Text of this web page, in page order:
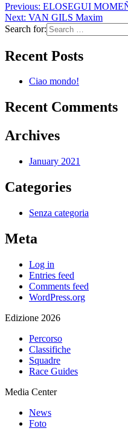
Previous: ELOSEGUI
Next: VAN GILS Maxim
Search for:
Recent Posts
Ciao mondo!
Recent Comments
Archives
January 2021
Categories
Senza categoria
Meta
Log in
Entries feed
Comments feed
WordPress.org
Edizione 2026
Percorso
Classifiche
Squadre
Race Guides
Media Center
News
Foto